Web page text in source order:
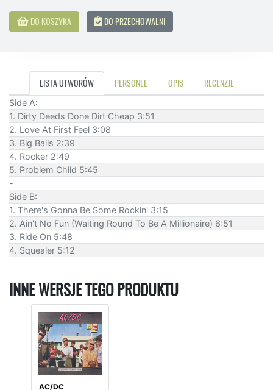
DO KOSZYKA DO PRZECHOWALNI
LISTA UTWORÓW PERSONEL OPIS RECENZJE
Side A:
1. Dirty Deeds Done Dirt Cheap 3:51
2. Love At First Feel 3:08
3. Big Balls 2:39
4. Rocker 2:49
5. Problem Child 5:45
-
Side B:
1. There's Gonna Be Some Rockin' 3:15
2. Ain't No Fun (Waiting Round To Be A Millionaire) 6:51
3. Ride On 5:48
4. Squealer 5:12
INNE WERSJE TEGO PRODUKTU
AC/DC